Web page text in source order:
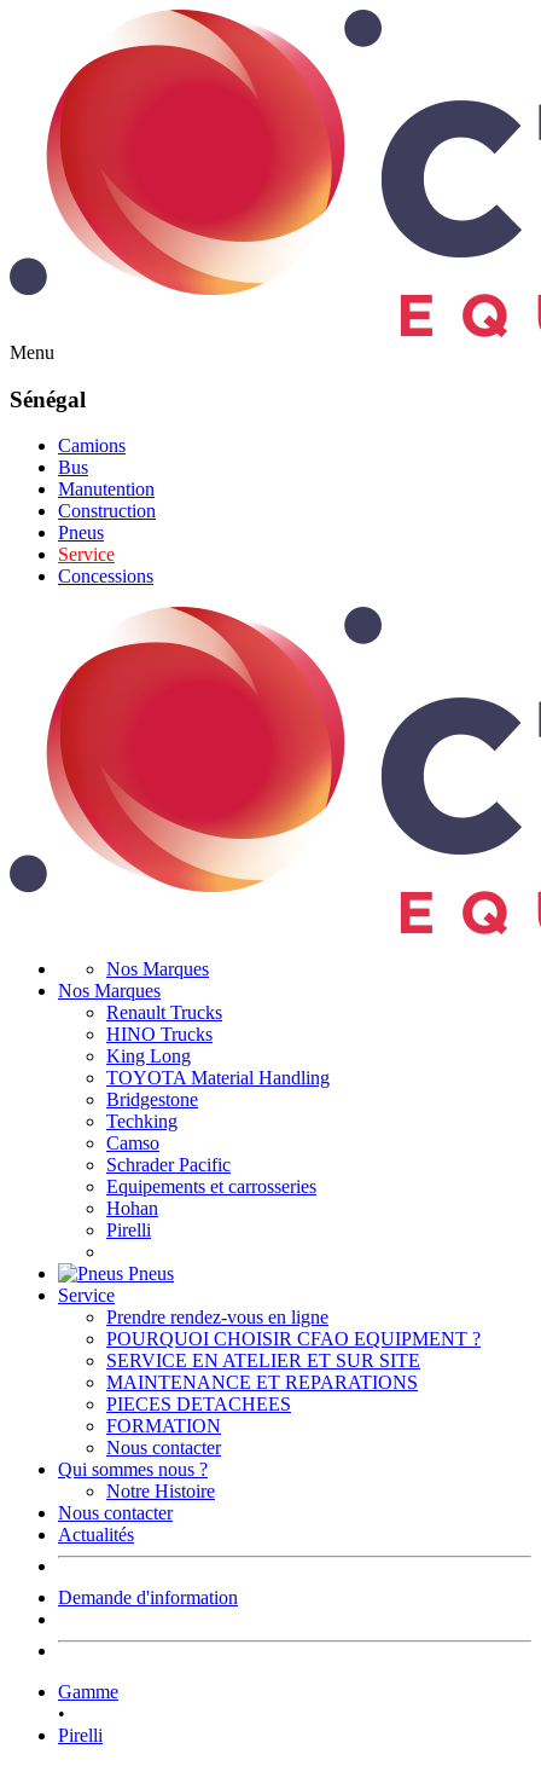
Menu
Sénégal
Camions
Bus
Manutention
Construction
Pneus
Service
Concessions
Nos Marques
Nos Marques
Renault Trucks
HINO Trucks
King Long
TOYOTA Material Handling
Bridgestone
Techking
Camso
Schrader Pacific
Equipements et carrosseries
Hohan
Pirelli
Pneus
Service
Prendre rendez-vous en ligne
POURQUOI CHOISIR CFAO EQUIPMENT ?
SERVICE EN ATELIER ET SUR SITE
MAINTENANCE ET REPARATIONS
PIECES DETACHEES
FORMATION
Nous contacter
Qui sommes nous ?
Notre Histoire
Nous contacter
Actualités
Demande d'information
Gamme
•
Pirelli